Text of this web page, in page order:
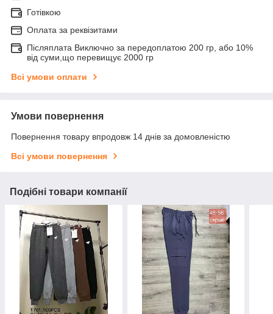
Готівкою
Оплата за реквізитами
Післяплата Виключно за передоплатою 200 гр, або 10%
від суми,що перевищує 2000 гр
Всі умови оплати
Умови повернення
Повернення товару впродовж 14 днів за домовленістю
Всі умови повернення
Подібні товари компанії